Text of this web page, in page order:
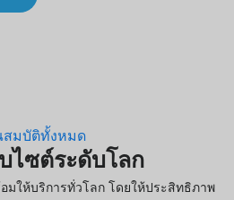
มบัติทั้งหมด
ไซต์ระดับโลก
มให้บริการทั่วโลก โดยให้ประสิทธิภาพ